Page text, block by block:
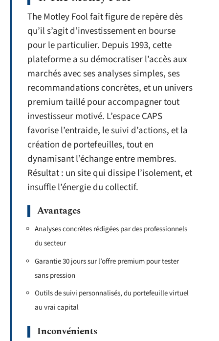
The Motley Fool fait figure de repère dès
qu’il s’agit d’investissement en bourse
pour le particulier. Depuis 1993, cette
plateforme a su démocratiser l’accès aux
marchés avec ses analyses simples, ses
recommandations concrètes, et un univers
premium taillé pour accompagner tout
investisseur motivé. L’espace CAPS
favorise l’entraide, le suivi d’actions, et la
création de portefeuilles, tout en
dynamisant l’échange entre membres.
Résultat : un site qui dissipe l’isolement, et
insuffle l’énergie du collectif.
Avantages
Analyses concrètes rédigées par des professionnels
du secteur
Garantie 30 jours sur l’offre premium pour tester
sans pression
Outils de suivi personnalisés, du portefeuille virtuel
au vrai capital
Inconvénients